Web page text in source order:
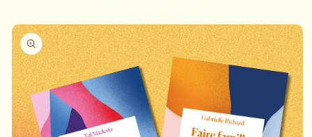
Passer aux
informations
produits